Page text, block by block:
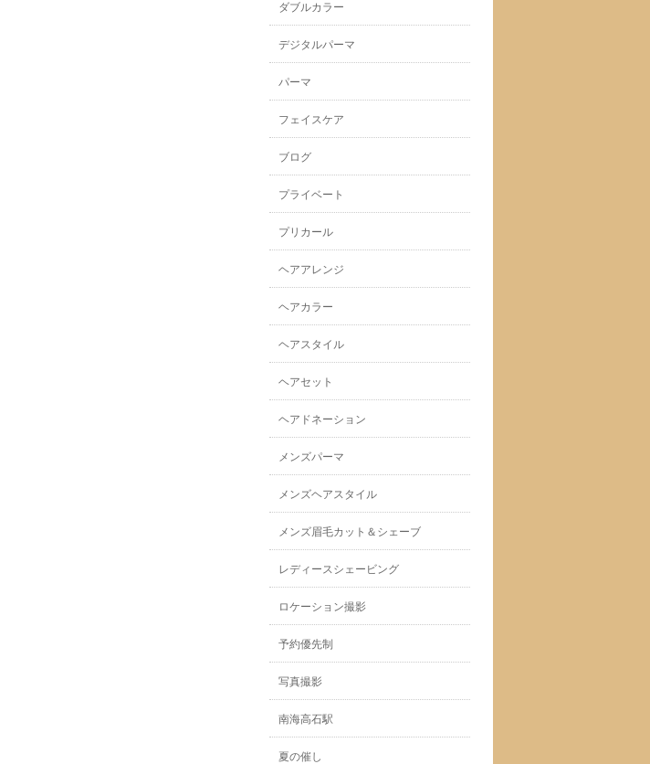
ダブルカラー
デジタルパーマ
パーマ
フェイスケア
ブログ
プライベート
プリカール
ヘアアレンジ
ヘアカラー
ヘアスタイル
ヘアセット
ヘアドネーション
メンズパーマ
メンズヘアスタイル
メンズ眉毛カット＆シェーブ
レディースシェービング
ロケーション撮影
予約優先制
写真撮影
南海高石駅
夏の催し